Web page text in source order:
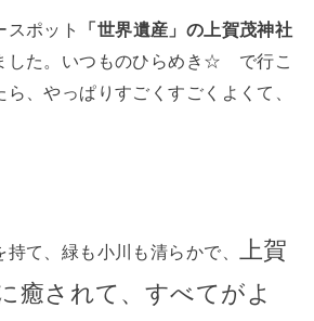
スポット
「世界遺産」の上賀茂神社
した。いつものひらめき☆ で行こ
ら、やっぱりすごくすごくよくて、
て、緑も小川も清らかで、
上賀
癒されて、 すべてがよ